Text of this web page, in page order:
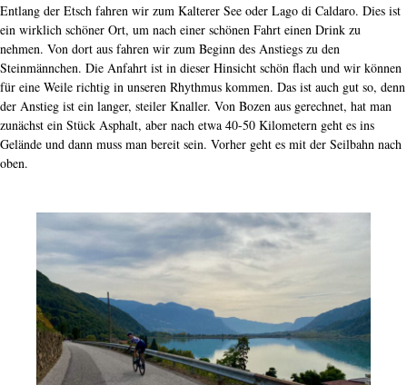
Entlang der Etsch fahren wir zum Kalterer See oder Lago di Caldaro. Dies ist
ein wirklich schöner Ort, um nach einer schönen Fahrt einen Drink zu
nehmen. Von dort aus fahren wir zum Beginn des Anstiegs zu den
Steinmännchen. Die Anfahrt ist in dieser Hinsicht schön flach und wir können
für eine Weile richtig in unseren Rhythmus kommen. Das ist auch gut so, denn
der Anstieg ist ein langer, steiler Knaller. Von Bozen aus gerechnet, hat man
zunächst ein Stück Asphalt, aber nach etwa 40-50 Kilometern geht es ins
Gelände und dann muss man bereit sein. Vorher geht es mit der Seilbahn nach
oben.